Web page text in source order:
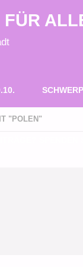
FÜR
"POLEN"